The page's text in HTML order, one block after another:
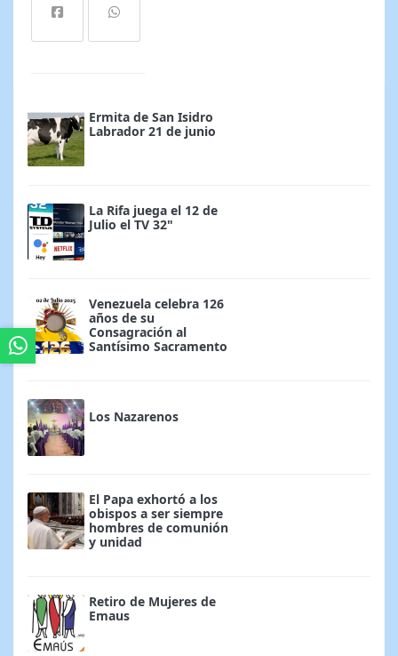
Ermita de San Isidro
Labrador 21 de junio
La Rifa juega el 12 de
Julio el TV 32"
Venezuela celebra 126
años de su
Consagración al
Santísimo Sacramento
Los Nazarenos
El Papa exhortó a los
obispos a ser siempre
hombres de comunión
y unidad
Retiro de Mujeres de
Emaus